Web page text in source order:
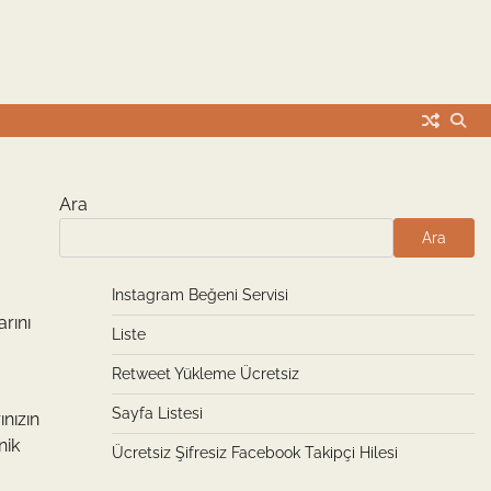
Ara
Ara
Instagram Beğeni Servisi
Liste
Retweet Yükleme Ücretsiz
Sayfa Listesi
Ücretsiz Şifresiz Facebook Takipçi Hilesi